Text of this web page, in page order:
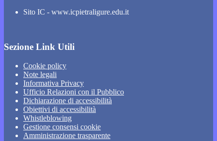
Sito IC - www.icpietraligure.edu.it
Sezione Link Utili
Cookie policy
Note legali
Informativa Privacy
Ufficio Relazioni con il Pubblico
Dichiarazione di accessibilità
Obiettivi di accessibilità
Whistleblowing
Gestione consensi cookie
Amministrazione trasparente